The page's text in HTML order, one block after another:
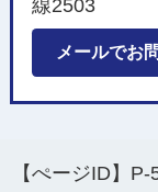
線2503
メールでお
【ぺージID】 P-